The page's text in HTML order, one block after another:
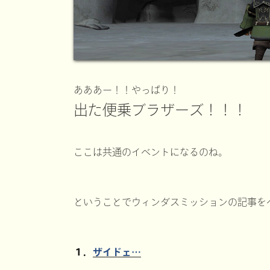
あああー！！やっぱり！
出た便乗ブラザーズ！！！
ここは共通のイベントになるのね。
ということでウィンダスミッションの記事を
１． ザイドェ…